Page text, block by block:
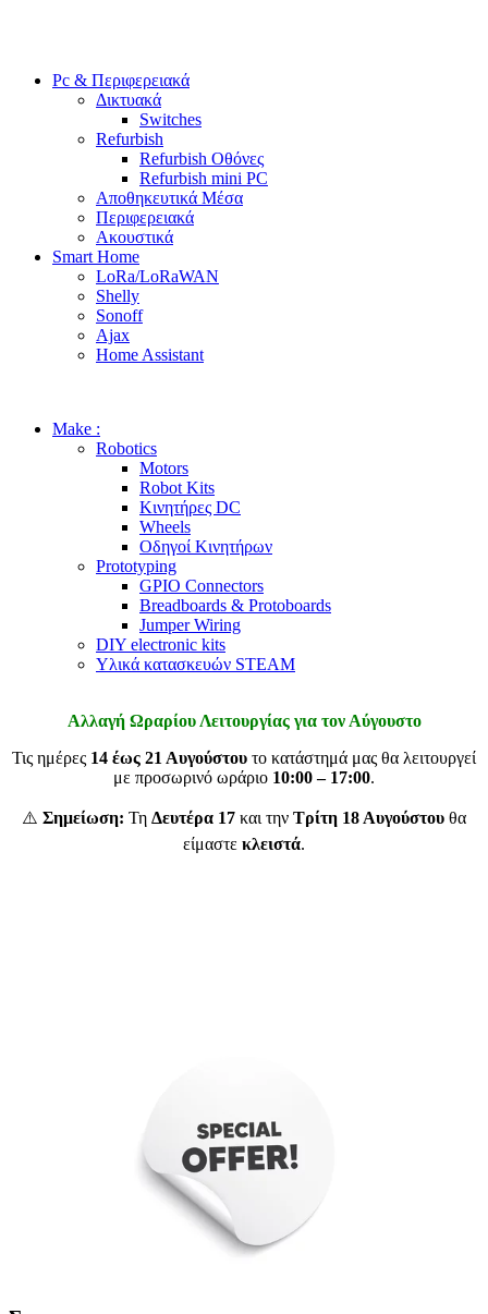
Pc & Περιφερειακά
Δικτυακά
Switches
Refurbish
Refurbish Οθόνες
Refurbish mini PC
Αποθηκευτικά Μέσα
Περιφερειακά
Ακουστικά
Smart Home
LoRa/LoRaWAN
Shelly
Sonoff
Ajax
Home Assistant
Make :
Robotics
Motors
Robot Kits
Κινητήρες DC
Wheels
Οδηγοί Κινητήρων
Prototyping
GPIO Connectors
Breadboards & Protoboards
Jumper Wiring
DIY electronic kits
Υλικά κατασκευών STEAM
Αλλαγή Ωραρίου Λειτουργίας για τον Αύγουστο
Τις ημέρες 14 έως 21 Αυγούστου το κατάστημά μας θα λειτουργεί
με προσωρινό ωράριο 10:00 – 17:00.
⚠️ Σημείωση: Τη Δευτέρα 17 και την Τρίτη 18 Αυγούστου θα
είμαστε κλειστά.